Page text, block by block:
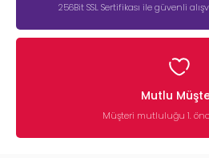
256Bit SSL Sertifikası ile güvenli
Mutlu
Müşteri mutluluğu 1.